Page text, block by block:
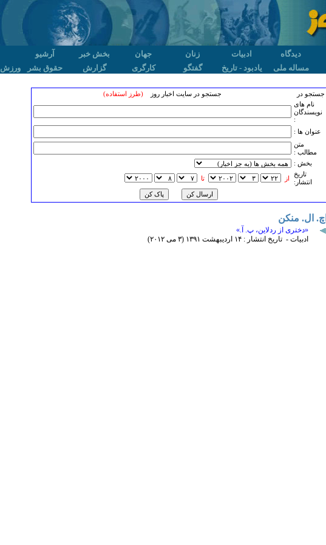
دیدگاه ادبیات زنان جهان بخش خبر
آرشیو
مساله ملی یادبود - تاریخ گفتگو کارگری گزارش حقوق بشر ورزش
جستجو در جستجو در سایت اخبار روز(طرز استفاده)
نام های
نویسندگان
:
عنوان ها :
متن
مطالب :
بخش :
تاريخ
انتشار:
از تا
اچ. ال. منکن
«دختری از ردلاین، پ. آ.»
ادبیات - تاریخ انتشار : ۱۴ ارديبهشت ۱٣۹۱ (٣ می ۲۰۱۲)